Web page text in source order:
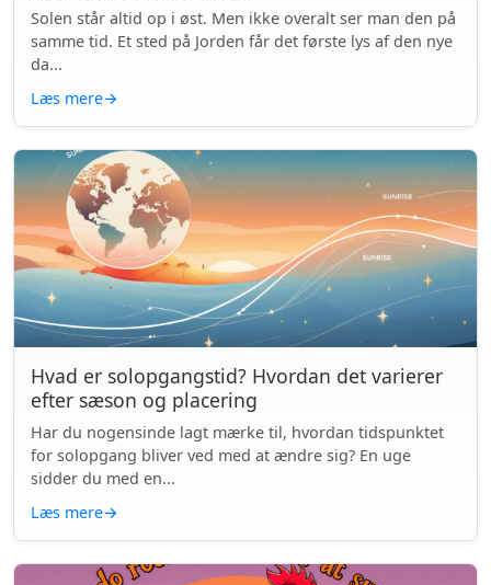
Solen står altid op i øst. Men ikke overalt ser man den på
samme tid. Et sted på Jorden får det første lys af den nye
da...
Læs mere→
Hvad er solopgangstid? Hvordan det varierer
efter sæson og placering
Har du nogensinde lagt mærke til, hvordan tidspunktet
for solopgang bliver ved med at ændre sig? En uge
sidder du med en...
Læs mere→